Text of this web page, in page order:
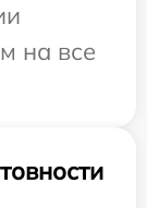
на все